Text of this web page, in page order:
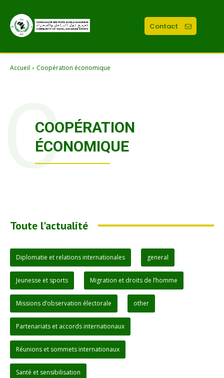
Contact
Accueil Coopération économique
COOPÉRATION
ÉCONOMIQUE
C
Toute l'actualité
Diplomatie et relations internationales general
Jeunesse et sports Migration et droits de l’homme
Missions d’observation électorale other
Partenariats et accords internationaux
Réunions et sommets internationaux
Santé et sensibilisation